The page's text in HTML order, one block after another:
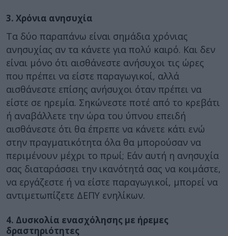
3. Χρόνια ανησυχία
Τα δύο παραπάνω είναι σημάδια χρόνιας
ανησυχίας αν τα κάνετε για πολύ καιρό. Και δεν
είναι μόνο ότι αισθάνεστε ανήσυχοι τις ώρες
που πρέπει να είστε παραγωγικοί, αλλά
αισθάνεστε επίσης ανήσυχοι όταν πρέπει να
είστε σε ηρεμία. Σηκώνεστε ποτέ από το κρεβάτι
ή αναβάλλετε την ώρα του ύπνου επειδή
αισθάνεστε ότι θα έπρεπε να κάνετε κάτι ενώ
στην πραγματικότητα όλα θα μπορούσαν να
περιμένουν μέχρι το πρωί; Εάν αυτή η ανησυχία
σας διαταράσσει την ικανότητά σας να κοιμάστε,
να εργάζεστε ή να είστε παραγωγικοί, μπορεί να
αντιμετωπίζετε ΔΕΠΥ ενηλίκων.
4. Δυσκολία ενασχόλησης με ήρεμες
δραστηριότητες